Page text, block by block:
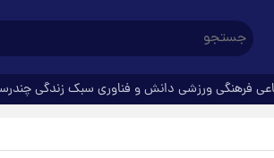
فرهنگیورزشی دانش و فناوری سبک زندگی